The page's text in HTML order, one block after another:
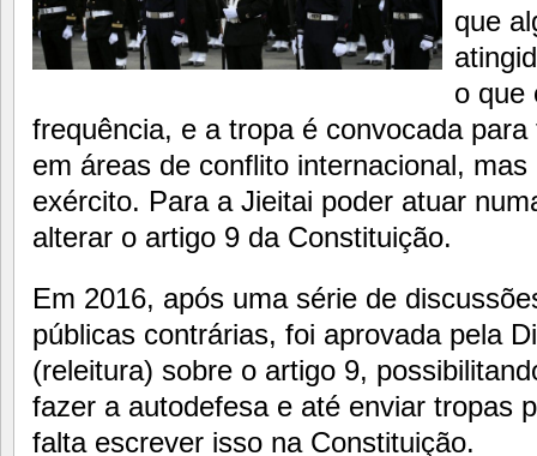
que
o que
frequência, e a tropa é convocada
em áreas de conflito internacional,
exército. Para a Jieitai poder atuar
alterar o artigo 9 da Constituição.
Em 2016, após uma série de
públicas contrárias, foi aprovada pela
(releitura) sobre o artigo 9,
fazer a autodefesa e até enviar tropas
falta escrever isso na Constituição.